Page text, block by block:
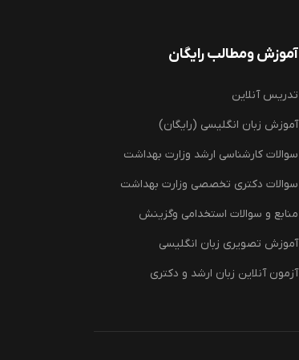
آموزش ومطالب رایگان
تدریس آنلاین
آموزش زبان انگلیسی (رایگان)
سوالات کارشناسی ارشد وزارت بهداشت
سوالات دکتری تخصصی وزارت بهداشت
منابع و سوالات استخدامی وگزینش
آموزش تصویری زبان انگلیسی
آزمون آنلاین زبان ارشد و دکتری